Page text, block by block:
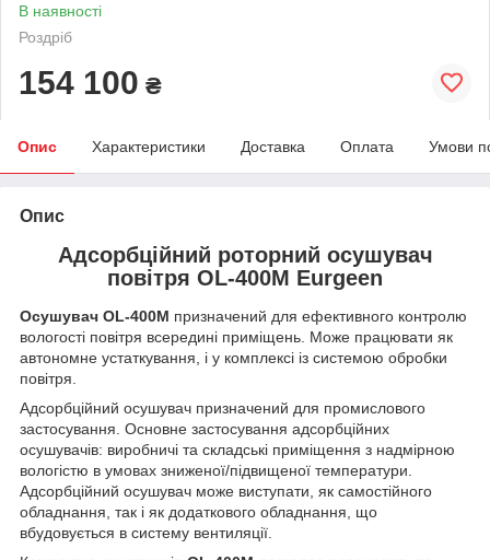
В наявності
Роздріб
154 100 ₴
Опис Характеристики Доставка Оплата Умови
Опис
Адсорбційний роторний осушувач
повітря OL-400М Eurgeen
Осушувач OL-400М призначений для ефективного контролю
вологості повітря всередині приміщень. Може працювати як
автономне устаткування, і у комплексі із системою обробки
повітря.
Адсорбційний осушувач призначений для промислового
застосування. Основне застосування адсорбційних
осушувачів: виробничі та складські приміщення з надмірною
вологістю в умовах зниженої/підвищеної температури.
Адсорбційний осушувач може виступати, як самостійного
обладнання, так і як додаткового обладнання, що
вбудовується в систему вентиляції.